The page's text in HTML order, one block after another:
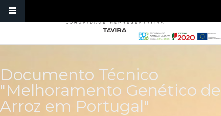
Documento Técnico
"Melhoramento Genético de
Arroz em Portugal"